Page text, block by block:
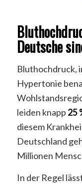
Deutsche
Bluthochdruck,
Hypertonie
leiden knapp 25
diesem
Deutschland
Millionen
In der Regel